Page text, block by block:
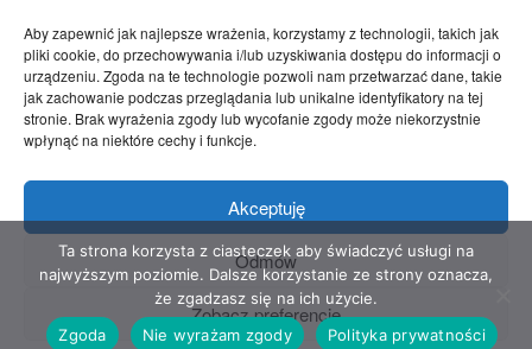
Aby zapewnić jak najlepsze wrażenia, korzystamy z technologii, takich jak
pliki cookie, do przechowywania i/lub uzyskiwania dostępu do informacji o
urządzeniu. Zgoda na te technologie pozwoli nam przetwarzać dane, takie
jak zachowanie podczas przeglądania lub unikalne identyfikatory na tej
stronie. Brak wyrażenia zgody lub wycofanie zgody może niekorzystnie
wpłynąć na niektóre cechy i funkcje.
Akceptuję
Odmów
Zobacz preferencje
Zgłoś nam! Szczecińskie Wiadomości Sport
Zdrowie
Prawo
Pomoc Prawna Kontakt
Copyright © 2022 Stowarzyszenie Przyjaciół Zdrowia - Wszelkie prawa
zastrzeżone
Ta strona korzysta z ciasteczek aby świadczyć usługi na
najwyższym poziomie. Dalsze korzystanie ze strony oznacza,
że zgadzasz się na ich użycie.
Zgoda
Nie wyrażam zgody Polityka prywatności